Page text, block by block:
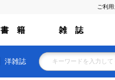
ご利
書 籍 雑 誌
洋雑誌